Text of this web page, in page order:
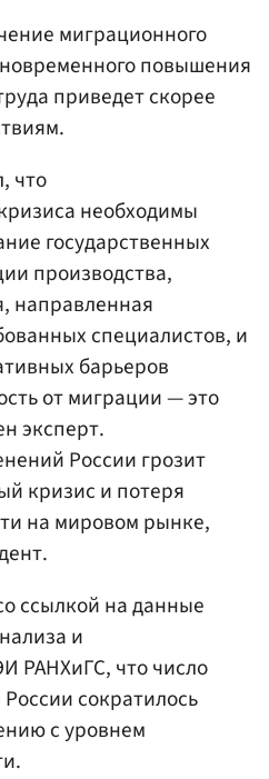
миграционного
повышения
приведет скорее
что
необходимы
государственных
производства,
направленная
специалистов, и
барьеров
от миграции — это
эксперт.
России грозит
кризис и потеря
на мировом рынке,
ссылкой на данные
и
РАНХиГС, что число
сократилось
с уровнем